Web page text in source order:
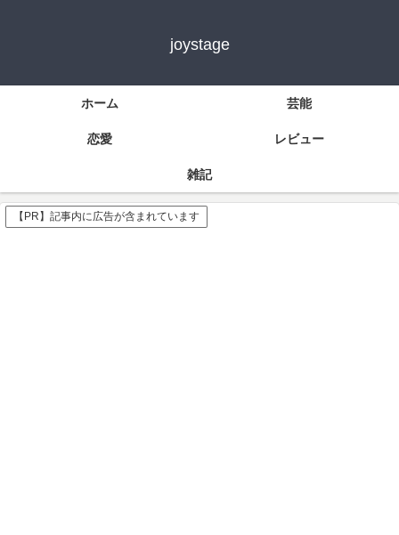
joystage
ホーム 芸能
恋愛 レビュー
雑記
【PR】記事内に広告が含まれています